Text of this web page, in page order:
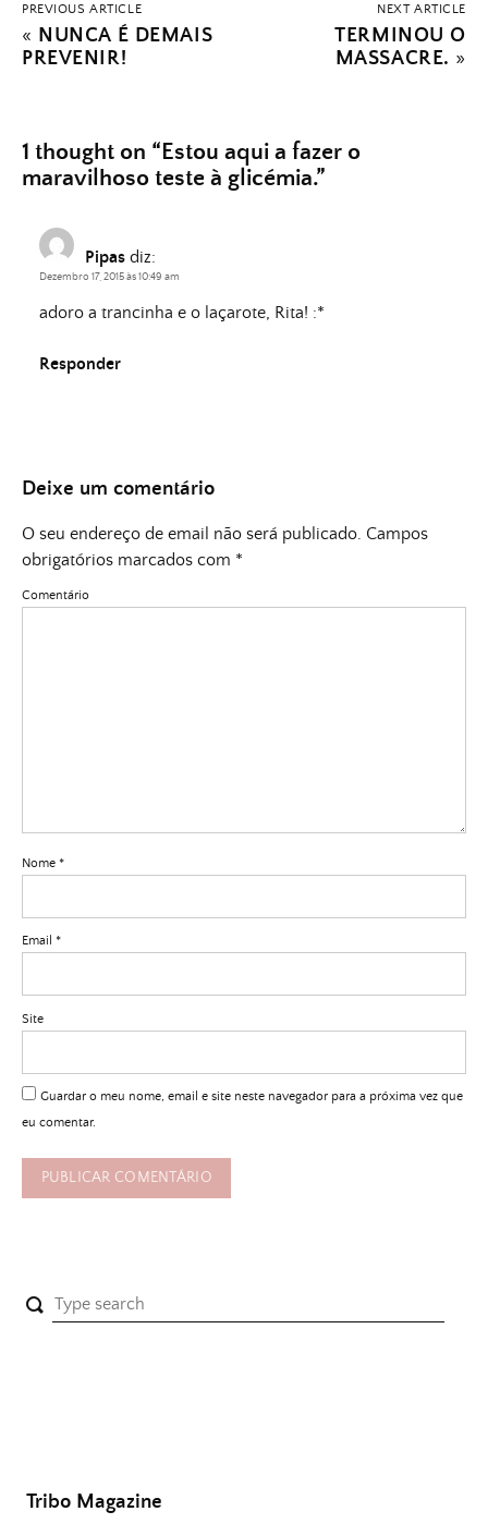
PREVIOUS ARTICLE
« NUNCA É DEMAIS
PREVENIR!
NEXT ARTICLE
TERMINOU O
MASSACRE. »
1 thought on “ Estou aqui a fazer o
maravilhoso teste à glicémia.”
Pipas diz:
Dezembro 17, 2015 às 10:49 am
adoro a trancinha e o laçarote, Rita! :*
Responder
Deixe um comentário
O seu endereço de email não será publicado. Campos
obrigatórios marcados com *
Comentário
Nome *
Email *
Site
Guardar o meu nome, email e site neste navegador para a próxima vez que
eu comentar.
Tribo Magazine